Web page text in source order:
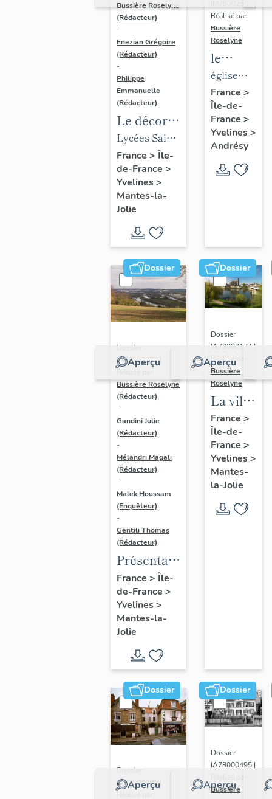
Bussière Roselyne
(Rédacteur)
-
Enezian Grégoire
(Rédacteur)
-
Philippe
Emmanuelle
(Rédacteur)
Le décor
des lycées
de Mantes
Lycées Saint-
Exupéry et
Jean Rostand
France > Île-
de-France >
Yvelines>
Mantes-la-
Jolie
Réalisé par
Bussière
Roselyne
le
mobilier
de
l'église
Saint-
Germain-
de-
Paris
église
paroissiale
Saint-
Germain
France >
Île-de-
France >
Yvelines>
Andrésy
Dossier
Aperçu
Dossier
IA78002272 |
Bussière Roselyne
(Rédacteur)
-
Gandini Julie
(Rédacteur)
-
Mélandri Magali
(Rédacteur)
-
Malek Houssam
(Enquêteur)
-
Gentili Thomas
(Rédacteur)
Présentation
de l'étude
France > Île-
de-France >
Yvelines>
Mantes-la-
Jolie
Dossier
Aperçu
Dossier
IA78002174 |
Réalisé par
Bussière
Roselyne
La ville
de
Mantes-
la-Jolie
France >
Île-de-
France >
Yvelines>
Mantes-
la-Jolie
Dossier
Aperçu
Dossier
IA78000985 |
Dossier
Aperçu
Dossier
IA78000495 |
Bussière